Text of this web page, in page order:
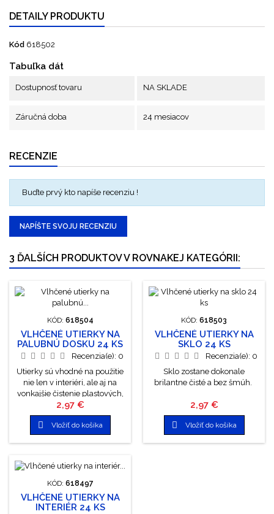
DETAILY PRODUKTU
Kód 618502
Tabuľka dát
Dostupnosť tovaru NA SKLADE
Záručná doba 24 mesiacov
RECENZIE
Buďte prvý kto napíše recenziu !
NAPÍŠTE SVOJU RECENZIU
3 ĎALŠÍCH PRODUKTOV V ROVNAKEJ KATEGÓRII:
KÓD: 618504
VLHČENÉ UTIERKY NA
PALUBNÚ DOSKU 24 KS
Recenzia(e): 0
Utierky sú vhodné na použitie
nie len v interiéri, ale aj na
vonkajšie čistenie plastových,
gumových častí automobilov.
Nevhodné na volant, riadiacu
páku a pedále (šmýka sa).
Cena
2,97 €
 Vložiť do košíka
KÓD: 618503
VLHČENÉ UTIERKY NA
SKLO 24 KS
Recenzia(e): 0
Sklo zostane dokonale
brilantne čisté a bez šmúh.
Cena
2,97 €
 Vložiť do košíka
KÓD: 618497
VLHČENÉ UTIERKY NA
INTERIÉR 24 KS